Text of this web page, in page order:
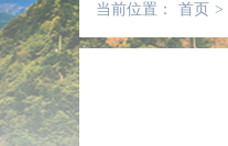
当前位置： 首页 >